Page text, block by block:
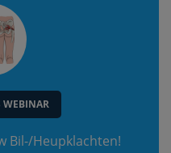
WEBINAR
Bil-/Heupklachten!